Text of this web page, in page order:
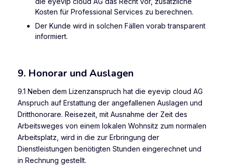
Kosten für Professional Services zu berechnen.
Der Kunde wird in solchen Fällen vorab transparent
informiert.
9. Honorar und Auslagen
9.1 Neben dem Lizenzanspruch hat die eyevip cloud AG
Anspruch auf Erstattung der angefallenen Auslagen und
Dritthonorare. Reisezeit, mit Ausnahme der Zeit des
Arbeitsweges von einem lokalen Wohnsitz zum normalen
Arbeitsplatz, wird in die zur Erbringung der
Dienstleistungen benötigten Stunden eingerechnet und
in Rechnung gestellt.